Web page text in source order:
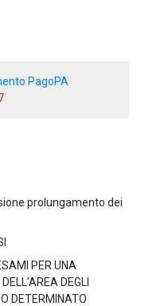
PagoPA
prolungamento dei
PER UNA
DEGLI
DETERMINATO